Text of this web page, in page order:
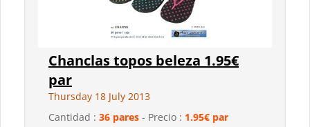
Chanclas topos beleza 1.95€
par
Thursday 18 July 2013
Cantidad : 36 pares - Precio : 1.95€ par